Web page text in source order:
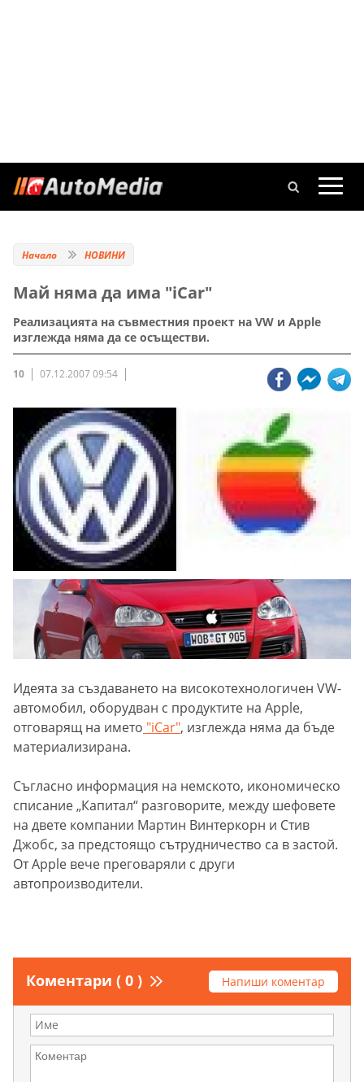
Начало НОВИНИ
Май няма да има "iCar"
Реализацията на съвместния проект на VW и Apple
изглежда няма да се осъществи.
10 07.12.2007 09:54
Идеята за създаването на високотехнологичен VW-
автомобил, оборудван с продуктите на Apple,
отговарящ на името "iCar", изглежда няма да бъде
материализирана.
Съгласно информация на немското, икономическо
списание „Капитал“ разговорите, между шефовете
на двете компании Мартин Винтеркорн и Стив
Джобс, за предстоящо сътрудничество са в застой.
От Apple вече преговаряли с други
автопроизводители.
Коментари ( 0 ) Напиши коментар